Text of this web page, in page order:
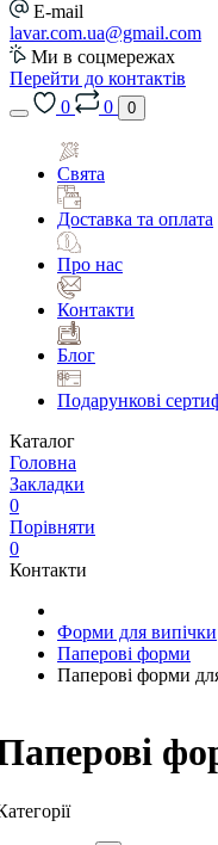
E-mail
lavar.com.ua@gmail.com
Ми в соцмережах
Перейти до контактів
0
0 0
Свята
Доставка та оплата
Про нас
Контакти
Блог
Подарункові
Каталог
Головна
Закладки
0
Порівняти
0
Контакти
Форми для випічки
Паперові форми
Паперові форми